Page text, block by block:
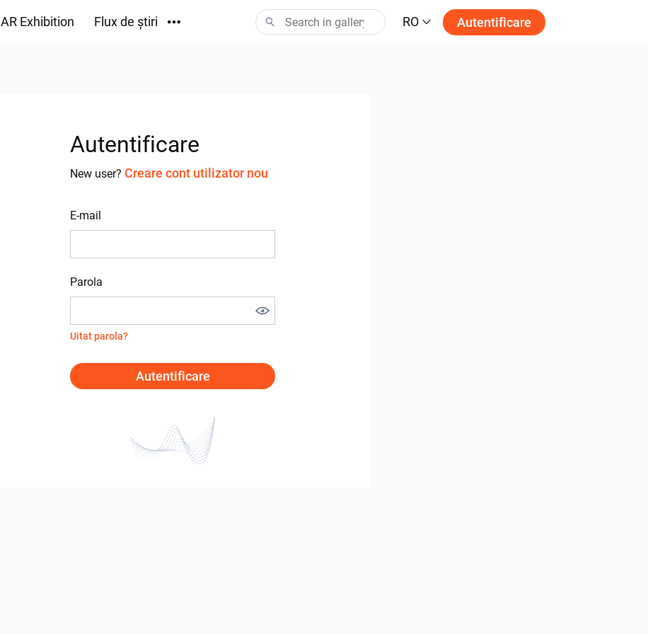
AR Exhibition Flux de știri RO Autentificare
Autentificare
New user? Creare cont utilizator nou
E-mail
Parola
Uitat parola?
Autentificare